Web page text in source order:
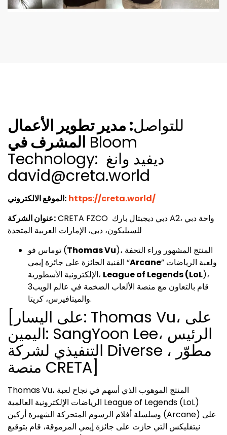
للتواصل: مدير تطوير الأعمال
المشرف في Bloom
Technology: ديفيد وانغ
david@creta.world
الموقع الالكتروني: https://creta.world/
عنوان الشركة:CRETA FZCO دبي ديجيتال بارك A2، واحة دبي
للسيليكون، دبي، الإمارات العربية المتحدة
توماس فو (Thomas Vu)، المنتج المشهور وراء التحفة
الفنية الحائزة على جائزة إيمي “Arcane” ولعبة الرياضات
الإلكترونية الأسطورية، League of Legends (LoL)،
قام بالتعاون مع منصة الألعاب الضخمة في عالم الويب3
والميتافيرس، كريتا.
اليمين: SangYoon Lee، الرئيس
التنفيذي لشركة Diverse ، مطوّر
منصة CRETA]
Thomas Vu، المنتج الموهوب الذي أسهم في نجاح لعبة
الرياضات الإلكترونية العالمية League of Legends (LoL)
وسلسلة أفلام الرسوم المتحركة الشهيرة أركين (Arcane) على
نيتفليكس التي حازت على جائزة إيمي المرموقة، قام بتوقيع